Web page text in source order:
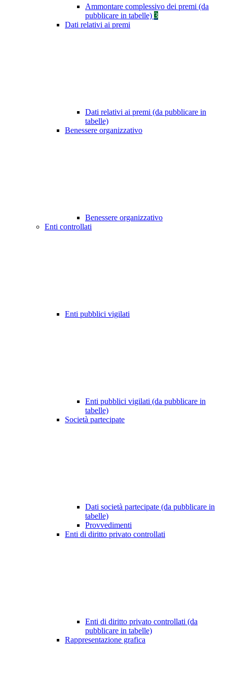
Ammontare complessivo dei premi (da
pubblicare in tabelle) 3
Dati relativi ai premi
Dati relativi ai premi (da pubblicare in
tabelle)
Benessere organizzativo
Benessere organizzativo
Enti controllati
Enti pubblici vigilati
Enti pubblici vigilati (da pubblicare in
tabelle)
Società partecipate
Dati società partecipate (da pubblicare in
tabelle)
Provvedimenti
Enti di diritto privato controllati
Enti di diritto privato controllati (da
pubblicare in tabelle)
Rappresentazione grafica